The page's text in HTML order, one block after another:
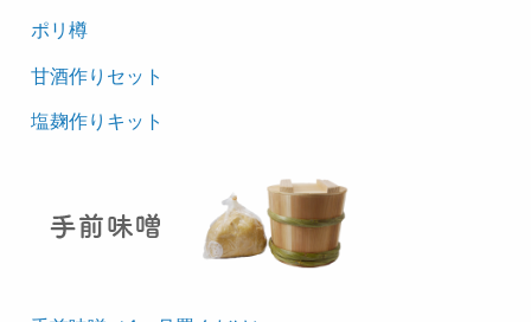
ポリ樽
甘酒作りセット
塩麹作りキット